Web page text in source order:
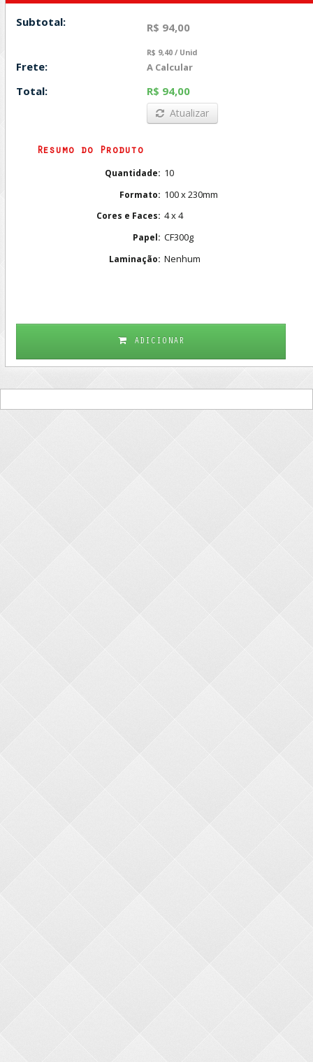
Subtotal: R$ 94,00
R$ 9,40 / Unid
Frete: A Calcular
Total: R$ 94,00
Atualizar
Resumo do Produto
Quantidade: 10
Formato: 100 x 230mm
Cores e Faces: 4 x 4
Papel: CF300g
Laminação: Nenhum
ADICIONAR